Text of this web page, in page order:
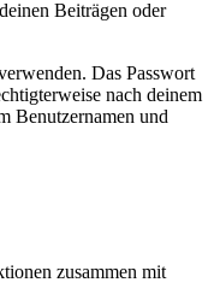
Beiträgen oder
Das Passwort
nach deinem
Benutzernamen und
zusammen mit